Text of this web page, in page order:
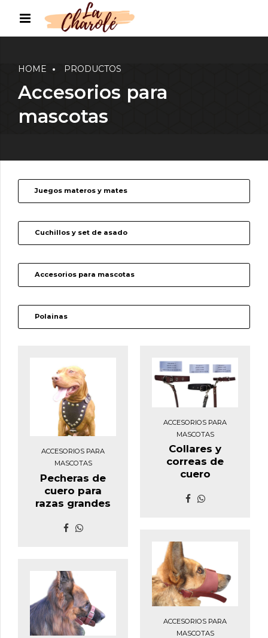
HOME PRODUCTOS
Accesorios para
mascotas
Juegos materos y mates
Cuchillos y set de asado
Accesorios para mascotas
Polainas
ACCESORIOS PARA
MASCOTAS
Pecheras de
cuero para
razas grandes
ACCESORIOS PARA
MASCOTAS
Collares y
correas de
cuero
ACCESORIOS PARA
MASCOTAS